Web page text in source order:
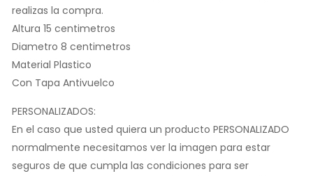
realizas la compra.
Altura 15 centimetros
Diametro 8 centimetros
Material Plastico
Con Tapa Antivuelco
PERSONALIZADOS:
En el caso que usted quiera un producto PERSONALIZADO
normalmente necesitamos ver la imagen para estar
seguros de que cumpla las condiciones para ser